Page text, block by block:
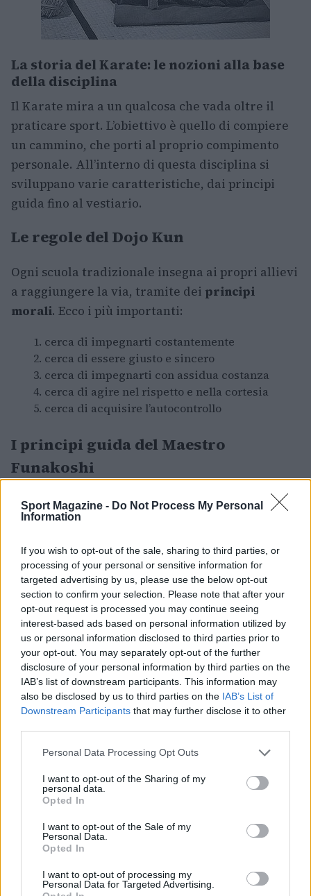
Sport Magazine - Do Not Process My Personal
Information
If you wish to opt-out of the sale, sharing to third parties, or
processing of your personal or sensitive information for
targeted advertising by us, please use the below opt-out
section to confirm your selection. Please note that after your
opt-out request is processed you may continue seeing
interest-based ads based on personal information utilized by
us or personal information disclosed to third parties prior to
your opt-out. You may separately opt-out of the further
disclosure of your personal information by third parties on the
IAB’s list of downstream participants. This information may
also be disclosed by us to third parties on the IAB’s List of
Downstream Participants that may further disclose it to other
Please note that this website/app uses one or more Google
not limited to your visit or usage behaviour. You may click to
grant or deny consent to Google and its third-party tags to
use your data for below specified purposes in below Google
consent section.
Personal Data Processing Opt Outs
I want to opt-out of the Sharing of my
personal data.
Opted In
I want to opt-out of the Sale of my
Personal Data.
Opted In
I want to opt-out of processing my
Personal Data for Targeted Advertising.
La storia del Karate: le nozioni alla base
della disciplina
Il Karate mira a un qualcosa che vada oltre il
praticare sport. L’obiettivo è quello di compiere
un cammino, che porti al proprio compimento
personale. All’interno di questa disciplina si
sviluppano varie caratteristiche, dai principi
guida fino al vestiario.
Le regole del Dojo Kun
Ogni scuola tradizionale insegna ai propri allievi
a raggiungere la via, tramite dei principi
morali. Ecco i più importanti:
cerca di impegnarti costantemente
cerca di essere giusto e sincero
cerca di impegnarti con assidua costanza
cerca di agire nel rispetto e nella cortesia
cerca di acquisire l’autocontrollo
I principi guida del Maestro
Funakoshi
Funakoshi, uno dei quattro grandi maestri, ha
espostoi venti principi fondamentali del
Non dimenticare che il karate-do comincia e
finisce con il saluto.
Nel karate non esiste iniziativa.
Il karate è dalla parte della giustizia.
Conosci prima te stesso, poi gli altri.
Lo spirito viene prima della tecnica.
Libera la mente.
La disattenzione è causa di disgrazia.
Il karate non si vive solo nel dojo.
ineffabile bellezza.
Il karate è come l’acqua calda, occorre
riscaldarla costantemente o si raffredda.
Non pensare a vincere, pensa piuttosto a non
perdere.
Cambia in funzione del tuo avversario.
Nel combattimento devi saper padroneggiare il
Pieno e il Vuoto.
Considera mani e piedi dell’avversario come